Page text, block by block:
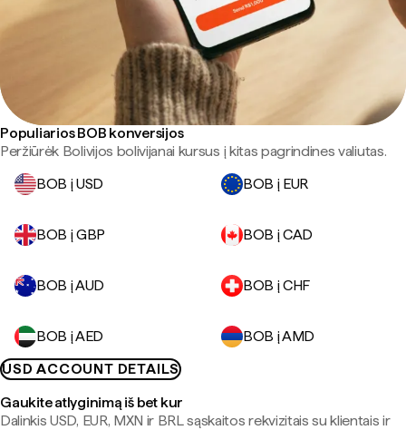
Populiarios BOB konversijos
Peržiūrėk Bolivijos bolivijanai kursus į kitas pagrindines valiutas.
BOB į USD
BOB į EUR
BOB į GBP BOB į CAD
BOB į AUD BOB į CHF
BOB į AED
BOB į AMD
USD ACCOUNT DETAILS
Gaukite atlyginimą iš bet kur
Dalinkis USD, EUR, MXN ir BRL sąskaitos rekvizitais su klientais ir